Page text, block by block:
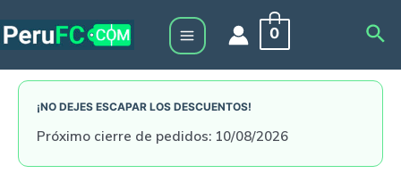
to
Main
Menu
0
¡NO DEJES ESCAPAR LOS DESCUENTOS!
Próximo cierre de pedidos: 10/08/2026